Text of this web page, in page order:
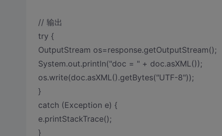
// 输出
try {
OutputStream os=response.getOutputStream();
System.out.println("doc = " + doc.asXML());
os.write(doc.asXML().getBytes("UTF-8"));
}
catch (Exception e) {
e.printStackTrace();
}